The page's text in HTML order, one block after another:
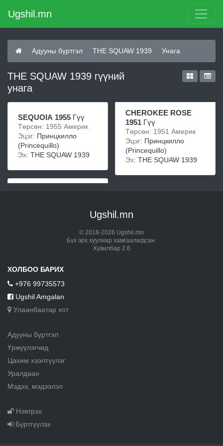
Ugshil.mn
Адууны бүртгэл THE SQUAW 1939 Унага
THE SQUAW 1939 гүүний
унага
SEQUOIA 1955 Гүү
Төрсөн: 1955 Америк
Эцэг: Принцкилло
(Princequillo)
Эх: THE SQUAW 1939
CHEROKEE ROSE
1951 Гүү
Төрсөн: 1951 Америк
Эцэг: Принцкилло
(Princequillo)
Эх: THE SQUAW 1939
Ugshil.mn
© 2018-2026 Ugshil.mn
Бүх эрх хуулиар хамгаалагдсан.
Хувилбар 2.6
ХОЛБОО БАРИХ
+976 99735573
Ugshil Amgalan
Улаанбаатар хот
Адууны бүртгэл
Үржүүлэгчид
Цахим хээлтүүлэг
Уралдаан
Мэдээ, мэдээлэл
Нэвтрэх
Бүртгүүлэх